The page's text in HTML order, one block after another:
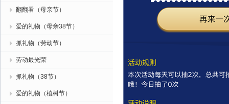
翻翻看（母亲节）
爱的礼物（母亲38节）
抓礼物（劳动节）
劳动最光荣
抓礼物（38节）
爱的礼物（植树节）